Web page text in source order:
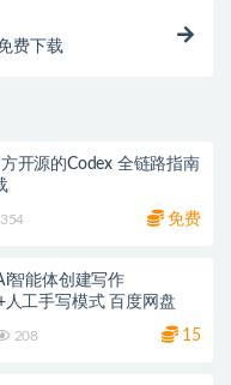
费下载
开源的Codex 全链路指南
354 免费
智能体创建写作
skill（workbuddy）+人工手写模式 百度网盘
208 15